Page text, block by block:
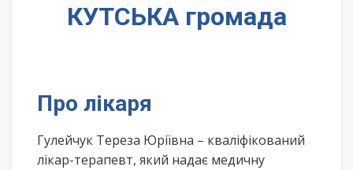
КУТСЬКА громада
Про лікаря
Гулейчук Тереза Юріївна – кваліфікований
лікар-терапевт, який надає медичну